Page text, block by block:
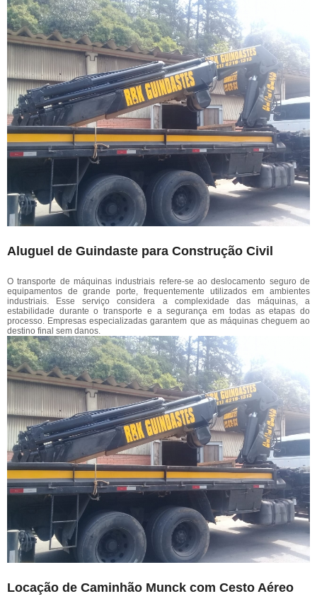
Aluguel de Guindaste para Construção Civil
O transporte de máquinas industriais refere-se ao deslocamento seguro de
equipamentos de grande porte, frequentemente utilizados em ambientes
industriais. Esse serviço considera a complexidade das máquinas, a
estabilidade durante o transporte e a segurança em todas as etapas do
processo. Empresas especializadas garantem que as máquinas cheguem ao
destino final sem danos.
Locação de Caminhão Munck com Cesto Aéreo